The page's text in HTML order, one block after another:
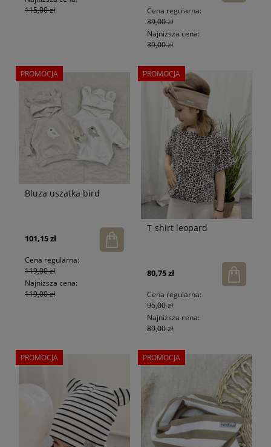
115,00 zł
Cena regularna:
39,00 zł
Najniższa cena:
39,00 zł
Bluza uszatka bird
101,15 zł
Cena regularna:
119,00 zł
Najniższa cena:
119,00 zł
PROMOCJA
T-shirt leopard
80,75 zł
Cena regularna:
95,00 zł
Najniższa cena:
89,00 zł
PROMOCJA
PROMOCJA PROMOCJA